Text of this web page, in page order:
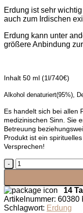
Erdung ist sehr
auch zum Irdischen
Erdung kann unter
größere Anbindung
Inhalt 50 ml (1l/740€)
Alkohol denaturiert(95%),
Es handelt sich bei allen
medizinischen Sinn. Sie
Betreuung
Produkt ist ein
Versprechen!
Lichtessenz
Erdung
14
Artikelnummer: 60380
Schlagwort: Erdung